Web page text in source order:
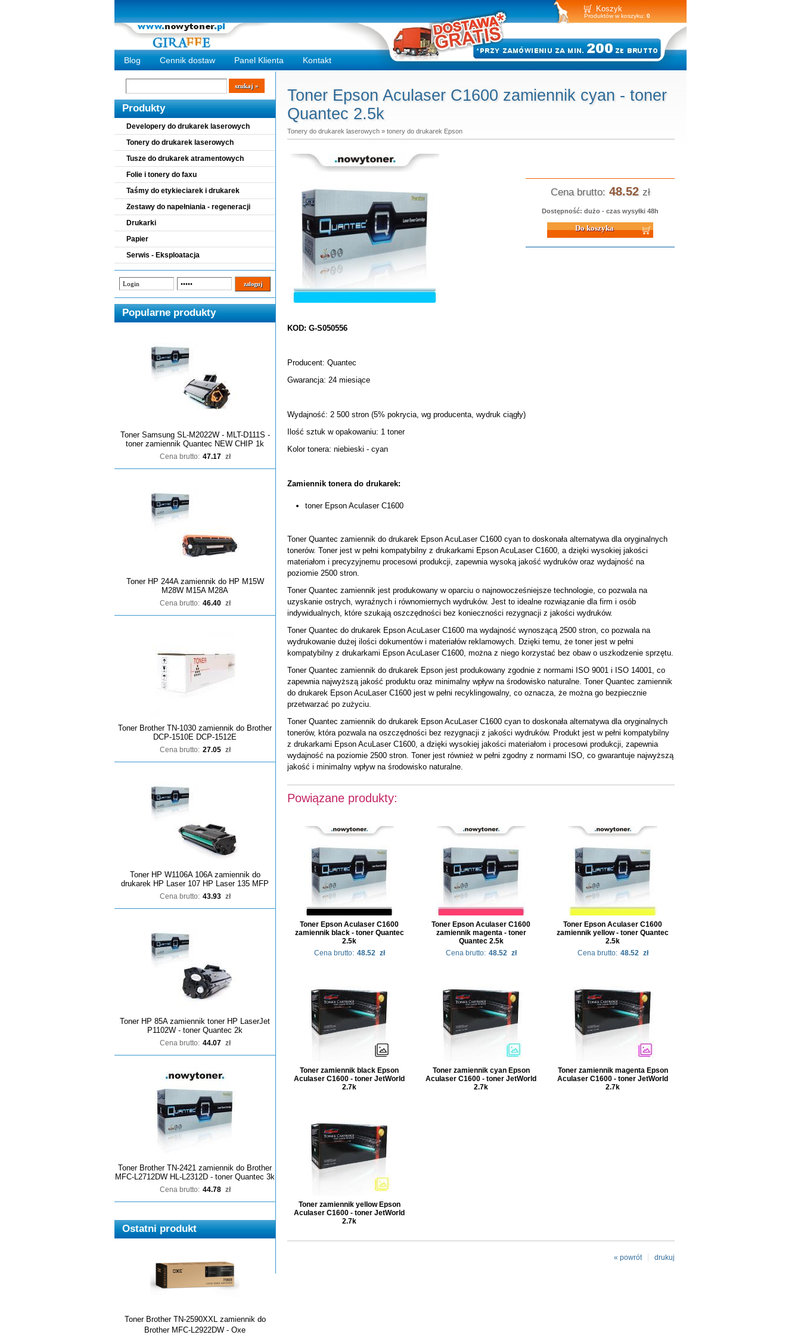
Koszyk
Produktów w koszyku: 0
Blog Cennik dostaw Panel Klienta Kontakt
Wyszukiwarka
szukaj
Produkty
Developery do drukarek laserowych
Tonery do drukarek laserowych
Tusze do drukarek atramentowych
Folie i tonery do faxu
Taśmy do etykieciarek i drukarek
Zestawy do napełniania - regeneracji
Drukarki
Papier
Serwis - Eksploatacja
Popularne produkty
Toner Samsung SL-M2022W - MLT-D111S -
toner zamiennik Quantec NEW CHIP 1k
Cena brutto: 47.17 zł
Toner HP 244A zamiennik do HP M15W
M28W M15A M28A
Cena brutto: 46.40 zł
Toner Brother TN-1030 zamiennik do Brother
DCP-1510E DCP-1512E
Cena brutto: 27.05 zł
Toner HP W1106A 106A zamiennik do
drukarek HP Laser 107 HP Laser 135 MFP
Cena brutto: 43.93 zł
Toner HP 85A zamiennik toner HP LaserJet
P1102W - toner Quantec 2k
Cena brutto: 44.07 zł
Toner Brother TN-2421 zamiennik do Brother
MFC-L2712DW HL-L2312D - toner Quantec 3k
Cena brutto: 44.78 zł
Ostatni produkt
Toner Brother TN-2590XXL zamiennik do
Brother MFC-L2922DW - Oxe
Toner Epson Aculaser C1600 zamiennik cyan - toner
Quantec 2.5k
Tonery do drukarek laserowych » tonery do drukarek Epson
Cena brutto: 48.52 zł
Dostępność: dużo - czas wysyłki 48h
Do koszyka
KOD: G-S050556
Producent: Quantec
Gwarancja: 24 miesiące
Wydajność: 2 500 stron (5% pokrycia, wg producenta, wydruk ciągły)
Ilość sztuk w opakowaniu: 1 toner
Kolor tonera: niebieski - cyan
Zamiennik tonera do drukarek:
toner Epson Aculaser C1600
Toner Quantec zamiennik do drukarek Epson AcuLaser C1600 cyan to doskonała alternatywa dla oryginalnych
tonerów. Toner jest w pełni kompatybilny z drukarkami Epson AcuLaser C1600, a dzięki wysokiej jakości
materiałom i precyzyjnemu procesowi produkcji, zapewnia wysoką jakość wydruków oraz wydajność na
poziomie 2500 stron.
Toner Quantec zamiennik jest produkowany w oparciu o najnowocześniejsze technologie, co pozwala na
uzyskanie ostrych, wyraźnych i równomiernych wydruków. Jest to idealne rozwiązanie dla firm i osób
indywidualnych, które szukają oszczędności bez konieczności rezygnacji z jakości wydruków.
Toner Quantec do drukarek Epson AcuLaser C1600 ma wydajność wynoszącą 2500 stron, co pozwala na
wydrukowanie dużej ilości dokumentów i materiałów reklamowych. Dzięki temu, że toner jest w pełni
kompatybilny z drukarkami Epson AcuLaser C1600, można z niego korzystać bez obaw o uszkodzenie sprzętu.
Toner Quantec zamiennik do drukarek Epson jest produkowany zgodnie z normami ISO 9001 i ISO 14001, co
zapewnia najwyższą jakość produktu oraz minimalny wpływ na środowisko naturalne. Toner Quantec zamiennik
do drukarek Epson AcuLaser C1600 jest w pełni recyklingowalny, co oznacza, że można go bezpiecznie
przetwarzać po zużyciu.
Toner Quantec zamiennik do drukarek Epson AcuLaser C1600 cyan to doskonała alternatywa dla oryginalnych
tonerów, która pozwala na oszczędności bez rezygnacji z jakości wydruków. Produkt jest w pełni kompatybilny
z drukarkami Epson AcuLaser C1600, a dzięki wysokiej jakości materiałom i procesowi produkcji, zapewnia
wydajność na poziomie 2500 stron. Toner jest również w pełni zgodny z normami ISO, co gwarantuje najwyższą
jakość i minimalny wpływ na środowisko naturalne.
Powiązane produkty:
Toner Epson Aculaser C1600
zamiennik black - toner Quantec
2.5k
Cena brutto: 48.52 zł
Toner Epson Aculaser C1600
zamiennik magenta - toner
Quantec 2.5k
Cena brutto: 48.52 zł
Toner Epson Aculaser C1600
zamiennik yellow - toner Quantec
2.5k
Cena brutto: 48.52 zł
Toner zamiennik black Epson
Aculaser C1600 - toner JetWorld
2.7k
Toner zamiennik cyan Epson
Aculaser C1600 - toner JetWorld
2.7k
Toner zamiennik magenta Epson
Aculaser C1600 - toner JetWorld
2.7k
Toner zamiennik yellow Epson
Aculaser C1600 - toner JetWorld
2.7k
drukuj
« powrót